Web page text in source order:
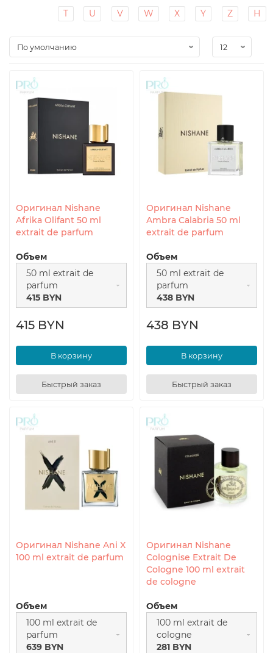
T
U V W X Y Z Н
Оригинал Nishane
Afrika Olifant 50 ml
extrait de parfum
Объем
50 ml extrait de
parfum
415 BYN
415 BYN
В корзину
Быстрый заказ
Оригинал Nishane
Ambra Calabria 50 ml
extrait de parfum
Объем
50 ml extrait de
parfum
438 BYN
438 BYN
В корзину
Быстрый заказ
Оригинал Nishane Ani X
100 ml extrait de parfum
Объем
100 ml extrait de
parfum
639 BYN
Оригинал Nishane
Colognise Extrait De
Cologne 100 ml extrait
de cologne
Объем
100 ml extrait de
cologne
281 BYN